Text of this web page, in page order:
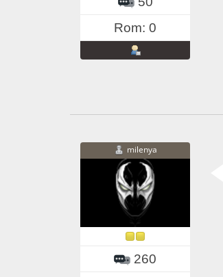
Rom: 0
milenya
260